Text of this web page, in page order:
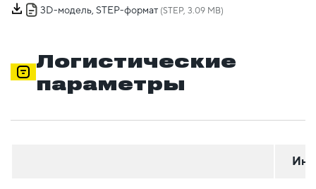
3D-модель, STEP-формат (STEP, 3.09 MB)
Логистические
параметры